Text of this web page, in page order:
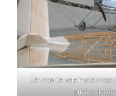
Eén van de vele
privé collectie